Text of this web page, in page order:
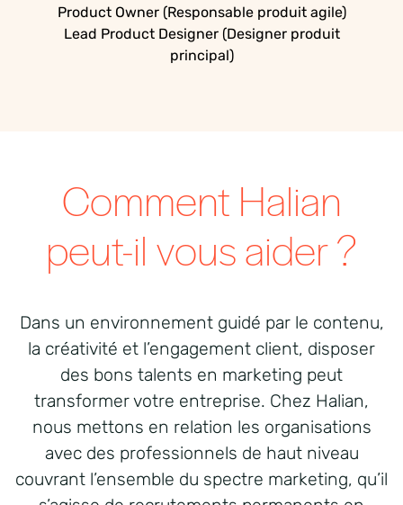
Product Owner (Responsable produit agile)
Lead Product Designer (Designer produit
principal)
Comment Halian
peut-il vous aider ?
Dans un environnement guidé par le contenu,
la créativité et l’engagement client, disposer
des bons talents en marketing peut
transformer votre entreprise. Chez Halian,
nous mettons en relation les organisations
avec des professionnels de haut niveau
couvrant l’ensemble du spectre marketing, qu’il